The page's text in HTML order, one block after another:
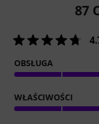
87
OBSŁUGA
WŁAŚCIWOŚCI